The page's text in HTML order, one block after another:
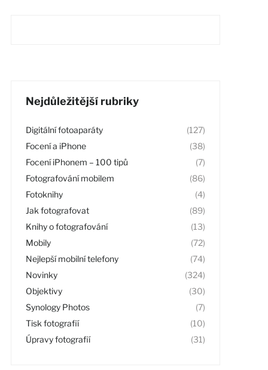
Nejdůležitější rubriky
Digitální fotoaparáty
(127)
Focení a iPhone
(38)
Focení iPhonem – 100 tipů
(7)
Fotografování mobilem
(86)
Fotoknihy
(4)
Jak fotografovat
(89)
Knihy o fotografování
(13)
Mobily
(72)
Nejlepší mobilní telefony
(74)
Novinky
(324)
Objektivy
(30)
Synology Photos
(7)
Tisk fotografií
(10)
Úpravy fotografií
(31)